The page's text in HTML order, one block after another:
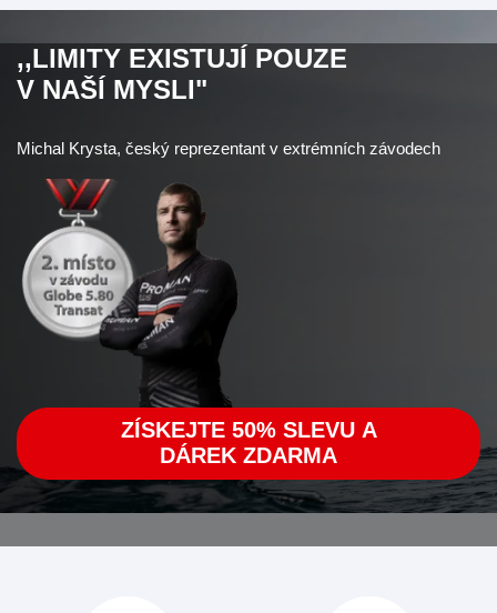
,,LIMITY EXISTUJÍ POUZE
V NAŠÍ MYSLI"
Michal Krysta, český reprezentant v extrémních závodech
ZÍSKEJTE 50% SLEVU A
DÁREK ZDARMA